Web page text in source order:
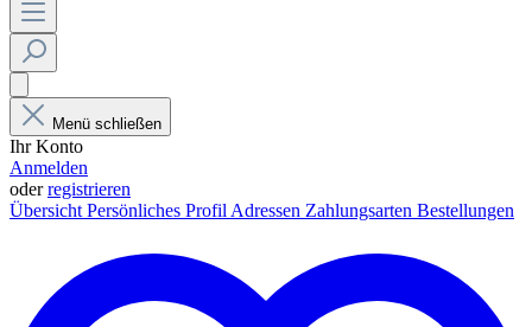
Menü schließen
Ihr Konto
Anmelden
oderregistrieren
Übersicht Persönliches Profil Adressen Zahlungsarten Bestellungen